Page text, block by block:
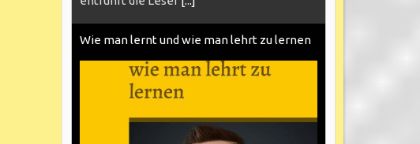
Wie man lernt und wie man lehrt zu lernen